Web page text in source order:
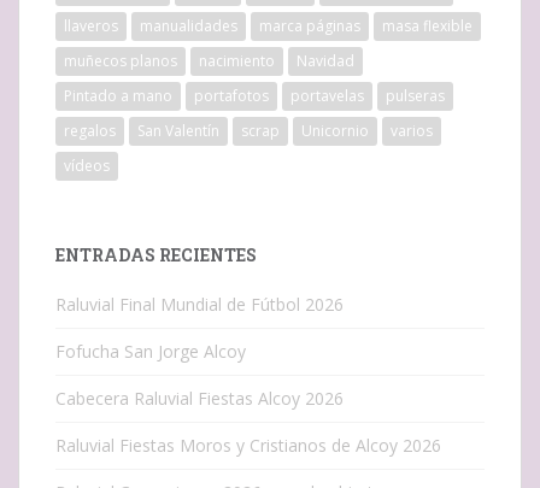
llaveros
manualidades marca páginas
masa flexible
muñecos planos
nacimiento
Navidad
Pintado a mano
portafotos portavelas
pulseras
regalos
San Valentín scrap Unicornio
varios
vídeos
ENTRADAS RECIENTES
Raluvial Final Mundial de Fútbol 2026
Fofucha San Jorge Alcoy
Cabecera Raluvial Fiestas Alcoy 2026
Raluvial Fiestas Moros y Cristianos de Alcoy 2026